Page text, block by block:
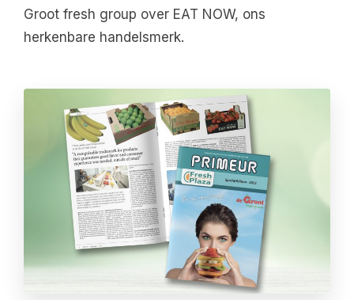
Groot fresh group over EAT NOW, ons
herkenbare handelsmerk.